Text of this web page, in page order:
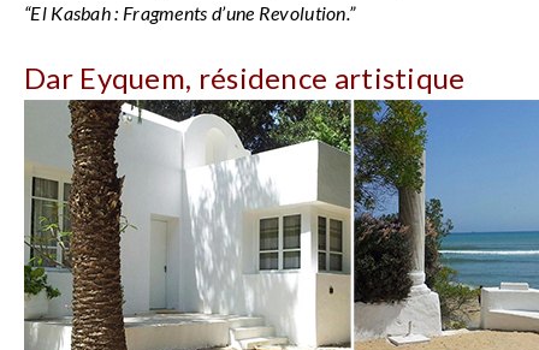
“El Kasbah : Fragments d’une Revolution.”
Dar Eyquem, résidence artistique